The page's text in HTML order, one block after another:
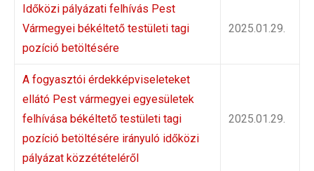
Időközi pályázati felhívás Pest
Vármegyei békéltető testületi tagi
pozíció betöltésére
2025.01.29.
A fogyasztói érdekképviseleteket
ellátó Pest vármegyei egyesületek
felhívása békéltető testületi tagi
pozíció betöltésére irányuló időközi
pályázat közzétételéről
2025.01.29.